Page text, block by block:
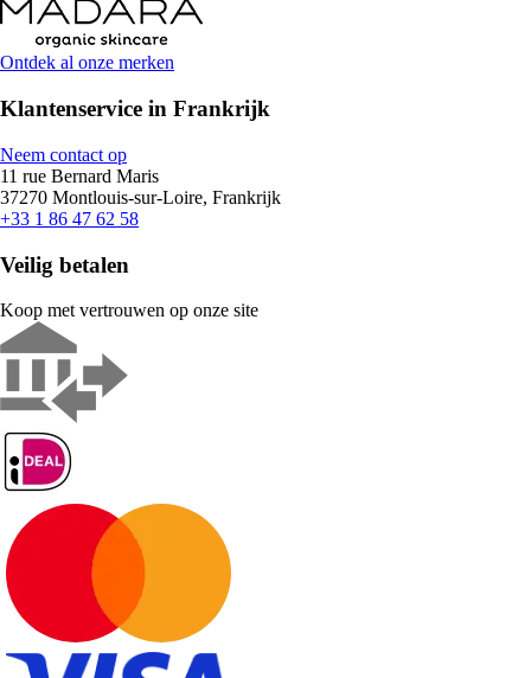
Ontdek al onze merken
Klantenservice in Frankrijk
Neem contact op
11 rue Bernard Maris
37270 Montlouis-sur-Loire, Frankrijk
+33 1 86 47 62 58
Veilig betalen
Koop met vertrouwen op onze site